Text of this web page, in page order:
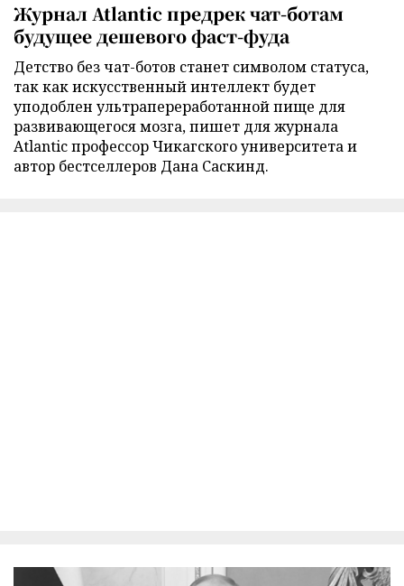
Журнал Atlantic предрек чат-ботам
будущее дешевого фаст-фуда
Детство без чат-ботов станет символом статуса,
так как искусственный интеллект будет
уподоблен ультрапереработанной пище для
развивающегося мозга, пишет для журнала
Atlantic профессор Чикагского университета и
автор бестселлеров Дана Саскинд.